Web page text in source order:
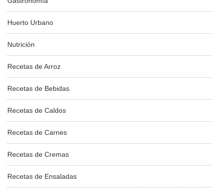
Huerto Urbano
Nutrición
Recetas de Arroz
Recetas de Bebidas
Recetas de Caldos
Recetas de Carnes
Recetas de Cremas
Recetas de Ensaladas